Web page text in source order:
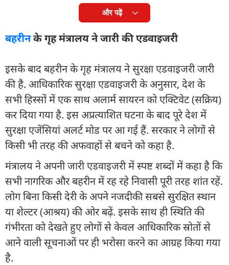
और पढ़ें
बहरीनके गृह मंत्रालय ने जारी की एडवाइजरी
इसके बाद बहरीन के गृह मंत्रालय ने सुरक्षा एडवाइजरी जारी
की है. आधिकारिक सुरक्षा एडवाइजरी के अनुसार, देश के
सभी हिस्सों में एक साथ अलार्म सायरन को एक्टिवेट (सक्रिय)
कर दिया गया है. इस अप्रत्याशित घटना के बाद पूरे देश में
सुरक्षा एजेंसियां अलर्ट मोड पर आ गई हैं. सरकार ने लोगों से
किसी भी तरह की अफवाहों से बचने को कहा है.
मंत्रालय ने अपनी जारी एडवाइजरी में स्पष्ट शब्दों में कहा है कि
सभी नागरिक और बहरीन में रह रहे निवासी पूरी तरह शांत रहें.
लोग बिना किसी देरी के अपने नजदीकी सबसे सुरक्षित स्थान
या शेल्टर (आश्रय) की ओर बढ़ें. इसके साथ ही स्थिति की
गंभीरता को देखते हुए लोगों से केवल आधिकारिक स्रोतों से
आने वाली सूचनाओं पर ही भरोसा करने का आग्रह किया गया
है.